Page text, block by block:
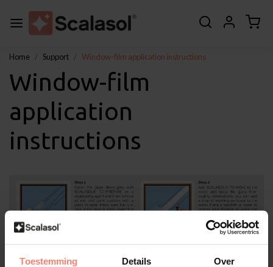
Toestemming Details Over
Home Support Window-film application instructions
Window-film
application
instructions